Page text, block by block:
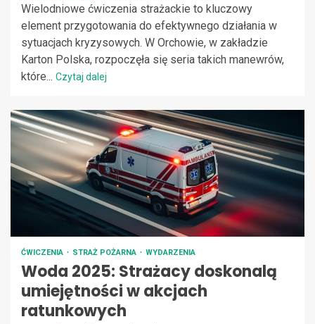
Wielodniowe ćwiczenia strażackie to kluczowy
element przygotowania do efektywnego działania w
sytuacjach kryzysowych. W Orchowie, w zakładzie
Karton Polska, rozpoczęła się seria takich manewrów,
które... Czytaj dalej
ĆWICZENIA STRAŻ POŻARNA WYDARZENIA
Woda 2025: Strażacy doskonalą
umiejętności w akcjach
ratunkowych